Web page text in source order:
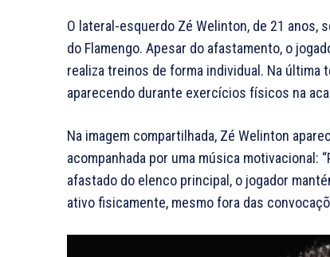
O lateral-esquerdo Zé Welinton, de 21 anos,
do Flamengo. Apesar do afastamento, o
realiza treinos de forma individual. Na
aparecendo durante exercícios físicos na
Na imagem compartilhada, Zé Welinton
acompanhada por uma música motivacional:
afastado do elenco principal, o jogador
ativo fisicamente, mesmo fora das